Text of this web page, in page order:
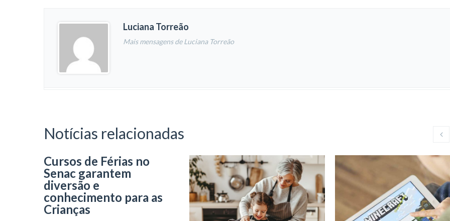
Luciana Torreão
Mais mensagens de Luciana Torreão
Notícias relacionadas
Cursos de Férias no
Senac garantem
diversão e
conhecimento para as
Crianças